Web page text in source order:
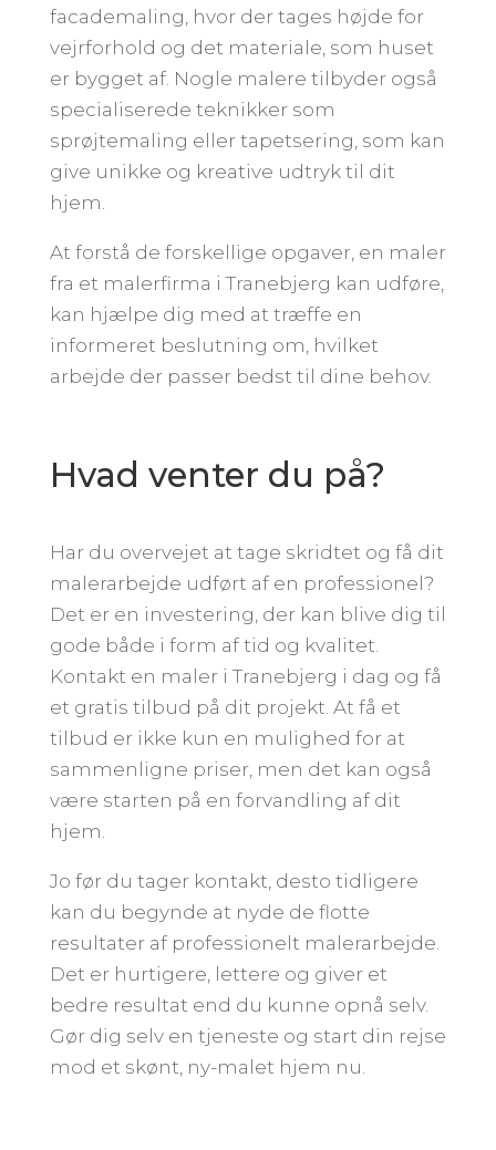
facademaling, hvor der tages højde for
vejrforhold og det materiale, som huset
er bygget af. Nogle malere tilbyder også
specialiserede teknikker som
sprøjtemaling eller tapetsering, som kan
give unikke og kreative udtryk til dit
hjem.
At forstå de forskellige opgaver, en maler
fra et malerfirma i Tranebjerg kan udføre,
kan hjælpe dig med at træffe en
informeret beslutning om, hvilket
arbejde der passer bedst til dine behov.
Hvad venter du på?
Har du overvejet at tage skridtet og få dit
malerarbejde udført af en professionel?
Det er en investering, der kan blive dig til
gode både i form af tid og kvalitet.
Kontakt en maler i Tranebjerg i dag og få
et gratis tilbud på dit projekt. At få et
tilbud er ikke kun en mulighed for at
sammenligne priser, men det kan også
være starten på en forvandling af dit
hjem.
Jo før du tager kontakt, desto tidligere
kan du begynde at nyde de flotte
resultater af professionelt malerarbejde.
Det er hurtigere, lettere og giver et
bedre resultat end du kunne opnå selv.
Gør dig selv en tjeneste og start din rejse
mod et skønt, ny-malet hjem nu.